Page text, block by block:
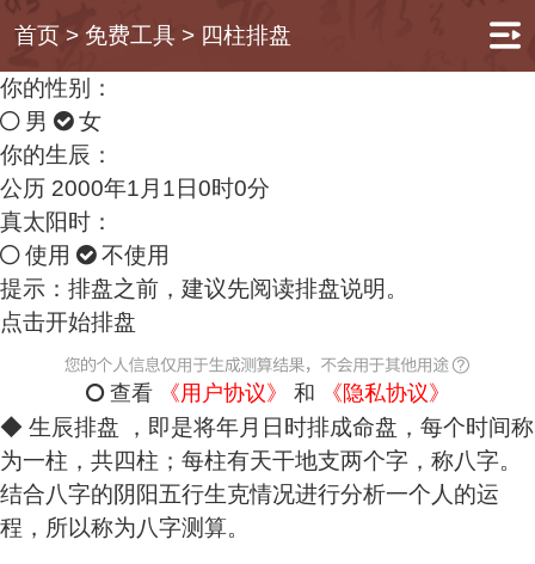
首页> 免费工具> 四柱排盘
你的性别：
男
女
你的生辰：
公历 2000年1月1日0时0分
真太阳时：
使用
不使用
提示：排盘之前，建议先阅读排盘说明。
点击开始排盘
查看 《用户协议》 和 《隐私协议》
◆ 生辰排盘 ，即是将年月日时排成命盘，每个时间称
为一柱，共四柱；每柱有天干地支两个字，称八字。
结合八字的阴阳五行生克情况进行分析一个人的运
程，所以称为八字测算。